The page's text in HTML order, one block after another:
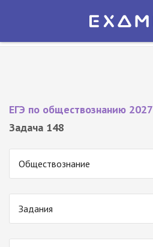
Экзамер — ЕГЭ 2027
ЕГЭ по обществознанию 2027
Задача 148
Обществознание
Задания